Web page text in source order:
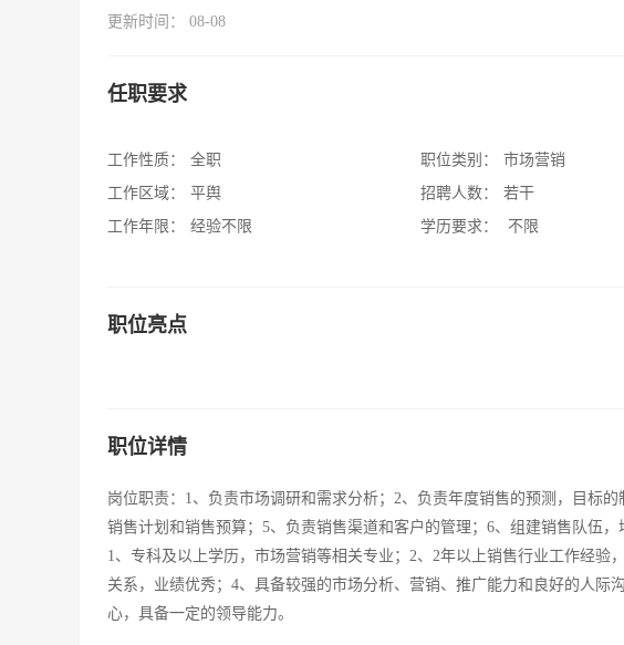
更新时间： 08-08
任职要求
工作性质：
全职
工作区域：
平舆
工作年限：
经验不限
职位类别：
市场营销
招聘人数：
若干
学历要求：
不限
职位亮点
职位详情
岗位职责：1、负责市场调研和需求分析；2、负责年度销售的预测，目标
销售计划和销售预算；5、负责销售渠道和客户的管理；6、组建销售队伍
1、专科及以上学历，市场营销等相关专业；2、2年以上销售行业工作经验
关系，业绩优秀；4、具备较强的市场分析、营销、推广能力和良好的人际
心，具备一定的领导能力。